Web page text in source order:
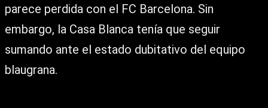
parece perdida con el FC Barcelona. Sin
embargo, la Casa Blanca tenía que seguir
sumando ante el estado dubitativo del equipo
blaugrana.